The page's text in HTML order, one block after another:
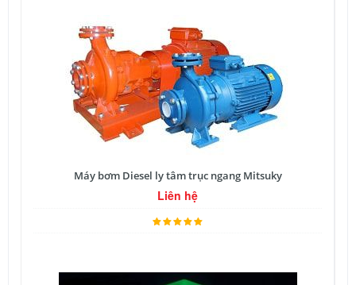
Máy bơm Diesel ly tâm trục ngang Mitsuky
Liên hệ